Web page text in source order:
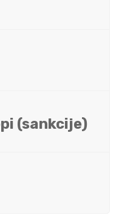
(sankcije)